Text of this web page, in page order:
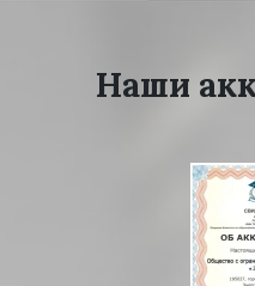
Наши